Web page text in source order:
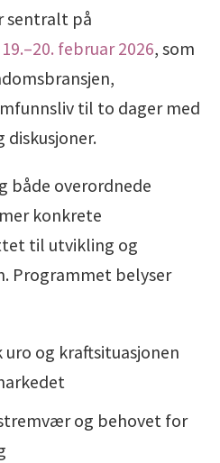
sentralt på
februar 2026, som
til to dager med
både overordnede
konkrete
til utvikling og
Programmet belyser
og kraftsituasjonen
og behovet for